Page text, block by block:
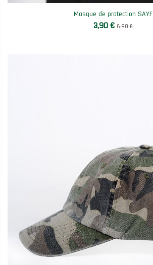
Masque de protection SAYF
3,90 € 6,90 €